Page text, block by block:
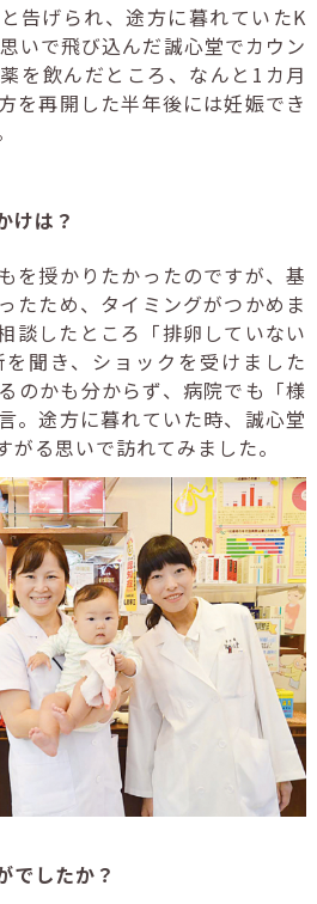
告げられ、途方に暮れていたK
いで飛び込んだ誠心堂でカウン
を飲んだところ、なんと 1 カ月
を再開した半年後には妊娠でき
けは？
を授かりたかったのですが、基
たため、タイミングがつかめま
談したところ「排卵していない
聞き、ショックを受けました
のかも分からず、病院でも「様
。途方に暮れていた時、誠心堂
がる思いで訪れてみました。
でしたか？